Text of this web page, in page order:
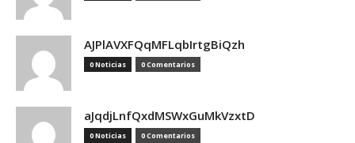
AJPlAVXFQqMFLqbIrtgBiQzh
0 Noticias 0 Comentarios
aJqdjLnfQxdMSWxGuMkVzxtD
0 Noticias 0 Comentarios